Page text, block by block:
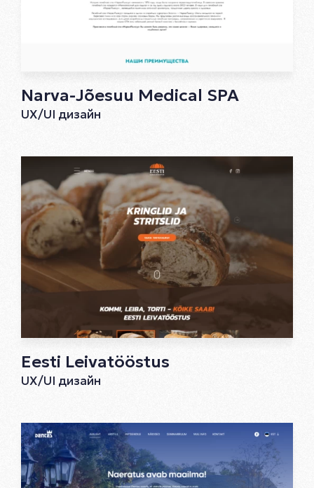
Narva-Jõesuu Medical SPA
UX/UI дизайн
Eesti Leivatööstus
UX/UI дизайн